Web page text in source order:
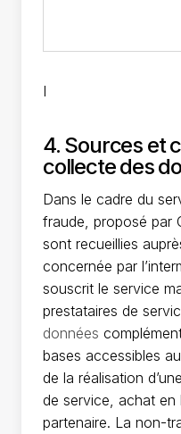
I
4. Sources et
collecte des
Dans le cadre du
fraude, proposé par
sont recueillies
concernée par
souscrit le service
prestataires de
données
bases accessibles
de la réalisation
de service, achat en
partenaire. La non-